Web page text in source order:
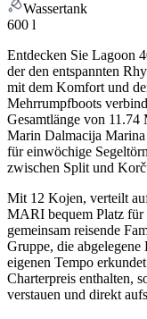
Wassertank
600 l
Entdecken Sie Lagoon
der den entspannten
mit dem Komfort und
Mehrrumpfboots
Gesamtlänge von
Marin Dalmacija
für einwöchige
zwischen Split und
Mit 12 Kojen, verteilt
MARI bequem Platz
gemeinsam reisende
Gruppe, die
eigenen Tempo
Charterpreis enthalten,
verstauen und direkt